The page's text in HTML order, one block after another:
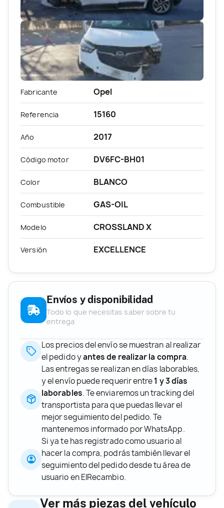
Fabricante Opel
Referencia 15160
Año 2017
Código motor DV6FC-BH01
Color BLANCO
Combustible GAS-OIL
Modelo CROSSLAND X
Versión EXCELLENCE
Envíos y disponibilidad
Todo lo que necesitas saber sobre tu
entrega
Los precios del envío se muestran al realizar
el pedido yantes de realizar la compra.
Las entregas se realizan en días laborables,
y el envío puede requerir entre1 y 3 días
laborables. Te enviaremos un tracking del
transportista para que puedas llevar el
mejor seguimiento del pedido. Te
mantenemos informado por WhatsApp.
Si ya te has registrado como usuario al
hacer la compra, podrás también llevar el
seguimiento del pedido desde tu área de
usuario en ElRecambio.
Ver más piezas del vehículo